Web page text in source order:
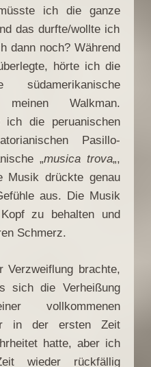
ich die ganze
das durfte/wollte ich
dann noch? Während
hörte ich die
Walkman.
ich die peruanischen
Pasillo-
„musica trova„,
Musik drückte genau
aus. Die Musik
zu behalten und
Schmerz.
brachte,
sich die Verheißung
vollkommenen
in der ersten Zeit
hatte, aber ich
wieder rückfällig